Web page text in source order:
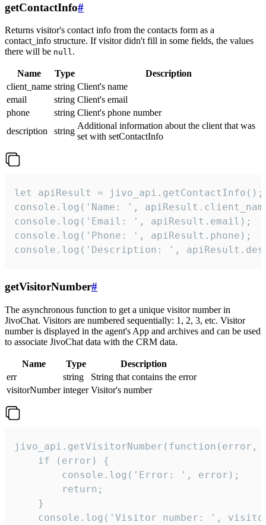
getContactInfo#
Returns visitor's contact info from the contacts form as a
contact_info structure. If visitor didn't fill in some fields, the values
there will be null.
Name Type
Description
client_name string Client's name
email
string Client's email
phone
string Client's phone number
description
string
Additional information about the client that was
set with setContactInfo
let apiResult = jivo_api.getContactInfo();
console.log('Name: ',
console.log('Email: ', apiResult.email);
console.log('Phone: ', apiResult.phone);
console.log('Description: ',
getVisitorNumber#
The asynchronous function to get a unique visitor number in
JivoChat. Visitors are numbered sequentially: 1, 2, 3, etc. Visitor
number is displayed in the agent's App and archives and can be used
to associate JivoChat data with the CRM data.
Name Type
Description
err
string
String that contains the error
visitorNumber integer Visitor's number
jivo_api.getVisitorNumber(function(error,
    if (error) {
        console.log('Error: ', error);
        return;
    }
console.log('Visitor number: ',